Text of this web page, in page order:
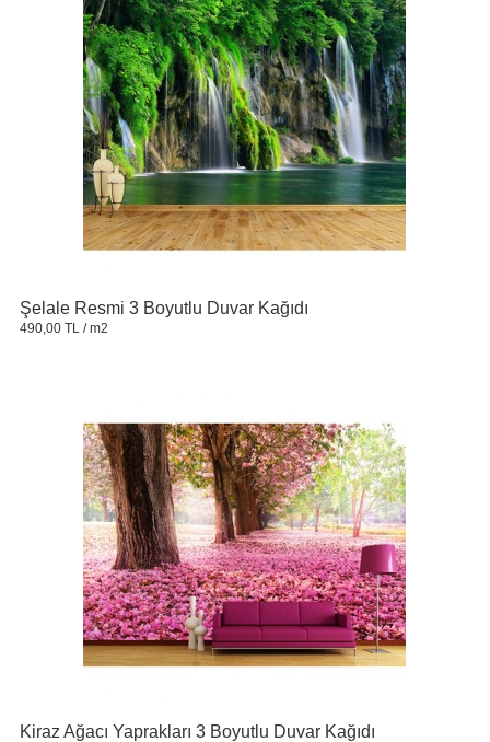
Şelale Resmi 3 Boyutlu Duvar Kağıdı
490,00 TL / m2
Kiraz Ağacı Yaprakları 3 Boyutlu Duvar Kağıdı